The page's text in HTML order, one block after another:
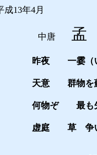
成13年4月
中唐 孟
昨夜 一霎（
天意 群物を
何物ぞ 最も
虚庭 草 争